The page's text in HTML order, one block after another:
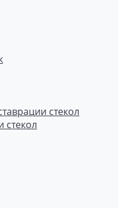
стекол
стекол